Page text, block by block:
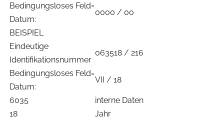
Bedingungsloses Feld=
Datum:
0000 / 00
BEISPIEL
Eindeutige
Identifikationsnummer
063518 / 216
Bedingungsloses Feld=
Datum:
VII / 18
6035
interne Daten
18
Jahr